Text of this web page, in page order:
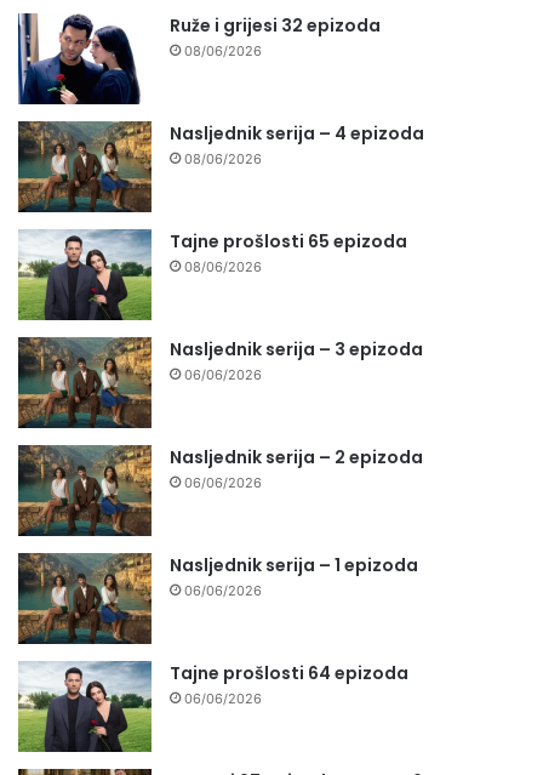
Ruže i grijesi 32 epizoda
08/06/2026
Nasljednik serija – 4 epizoda
08/06/2026
Tajne prošlosti 65 epizoda
08/06/2026
Nasljednik serija – 3 epizoda
06/06/2026
Nasljednik serija – 2 epizoda
06/06/2026
Nasljednik serija – 1 epizoda
06/06/2026
Tajne prošlosti 64 epizoda
06/06/2026